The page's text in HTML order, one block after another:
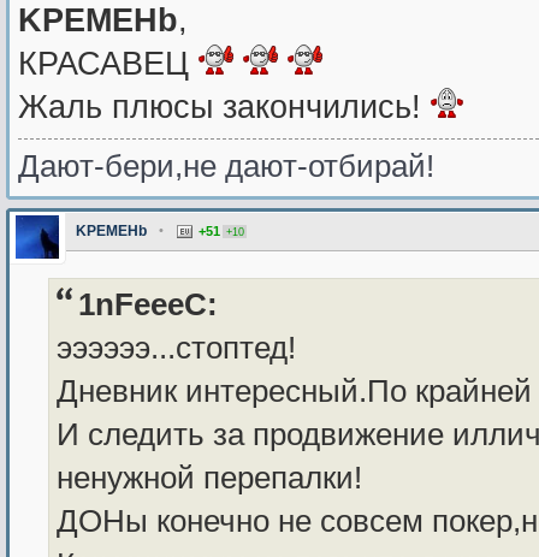
KPEMEHb,
КРАСАВЕЦ
Жаль плюсы закончились!
Дают-бери,не дают-отбирай!
KPEMEHb • +51 +10
1nFeeeC:
ээээээ...стоптед!
Дневник интересный.По
И следить за продвижение
ненужной перепалки!
ДОНы конечно не совсем